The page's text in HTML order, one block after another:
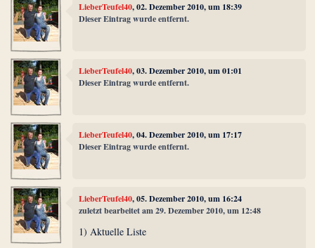
LieberTeufel40, 02. Dezember 2010, um 18:39
Dieser Eintrag wurde entfernt.
LieberTeufel40, 03. Dezember 2010, um 01:01
Dieser Eintrag wurde entfernt.
LieberTeufel40, 04. Dezember 2010, um 17:17
Dieser Eintrag wurde entfernt.
LieberTeufel40, 05. Dezember 2010, um 16:24
zuletzt bearbeitet am 29. Dezember 2010, um 12:48
1) Aktuelle Liste